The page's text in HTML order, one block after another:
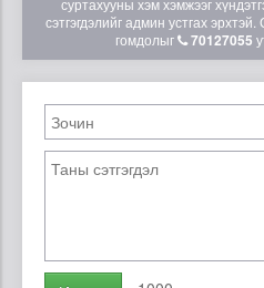
сэтгэгдэлийг админ устгах
гомдолыг
70127055